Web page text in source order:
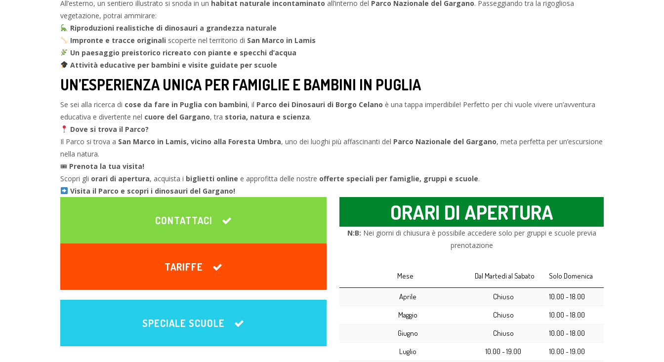
All’esterno, un sentiero illustrato si snoda in un habitat naturale incontaminato all’interno del Parco Nazionale del Gargano. Passeggiando tra la rigogliosa
vegetazione, potrai ammirare:
Riproduzioni realistiche di dinosauri a grandezza naturale
Impronte e tracce originali scoperte nel territorio di San Marco in Lamis
Un paesaggio preistorico ricreato con piante e specchi d’acqua
Attività educative per bambini e visite guidate per scuole
UN’ESPERIENZA UNICA PER FAMIGLIE E BAMBINI IN PUGLIA
Se sei alla ricerca di cose da fare in Puglia con bambini, il Parco dei Dinosauri di Borgo Celano è una tappa imperdibile! Perfetto per chi vuole vivere un’avventura
educativa e divertente nel cuore del Gargano, tra storia, natura e scienza.
Dove si trova il Parco?
Il Parco si trova a San Marco in Lamis, vicino alla Foresta Umbra, uno dei luoghi più affascinanti del Parco Nazionale del Gargano, meta perfetta per un’escursione
nella natura.
🎟 Prenota la tua visita!
Scopri gli orari di apertura, acquista i biglietti online e approfitta delle nostre offerte speciali per famiglie, gruppi e scuole.
Visita il Parco e scopri i dinosauri del Gargano!
CONTATTACI
TARIFFE
SPECIALE SCUOLE
ORARI DI APERTURA
N:B: Nei giorni di chiusura è possibile accedere solo per gruppi e scuole previa
prenotazione
Mese Dal Martedì al Sabato Solo Domenica
Aprile Chiuso
10.00 - 18.00
Maggio
Chiuso
10.00 - 18.00
Giugno
Chiuso
10.00 - 18.00
Luglio
10.00 - 19.00
10.00 - 19.00